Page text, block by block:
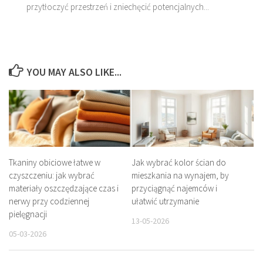
przytłoczyć przestrzeń i zniechęcić potencjalnych...
YOU MAY ALSO LIKE...
Tkaniny obiciowe łatwe w
czyszczeniu: jak wybrać
materiały oszczędzające czas i
nerwy przy codziennej
pielęgnacji
05-03-2026
Jak wybrać kolor ścian do
mieszkania na wynajem, by
przyciągnąć najemców i
ułatwić utrzymanie
13-05-2026